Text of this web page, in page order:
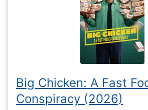
Big Chicken: A Fast
Conspiracy (2026)